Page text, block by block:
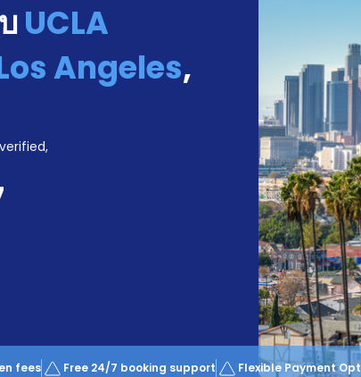
UCLA
Angeles,
fees Free 24/7 booking support Flexible Payment